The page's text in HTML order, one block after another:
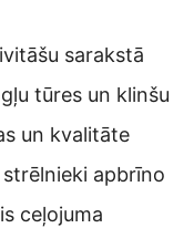
sarakstā
tūres un klinšu
un kvalitāte
apbrīno
ceļojuma